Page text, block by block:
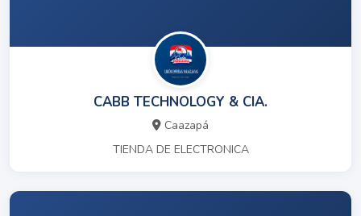
CABB TECHNOLOGY & CIA.
Caazapá
TIENDA DE ELECTRONICA